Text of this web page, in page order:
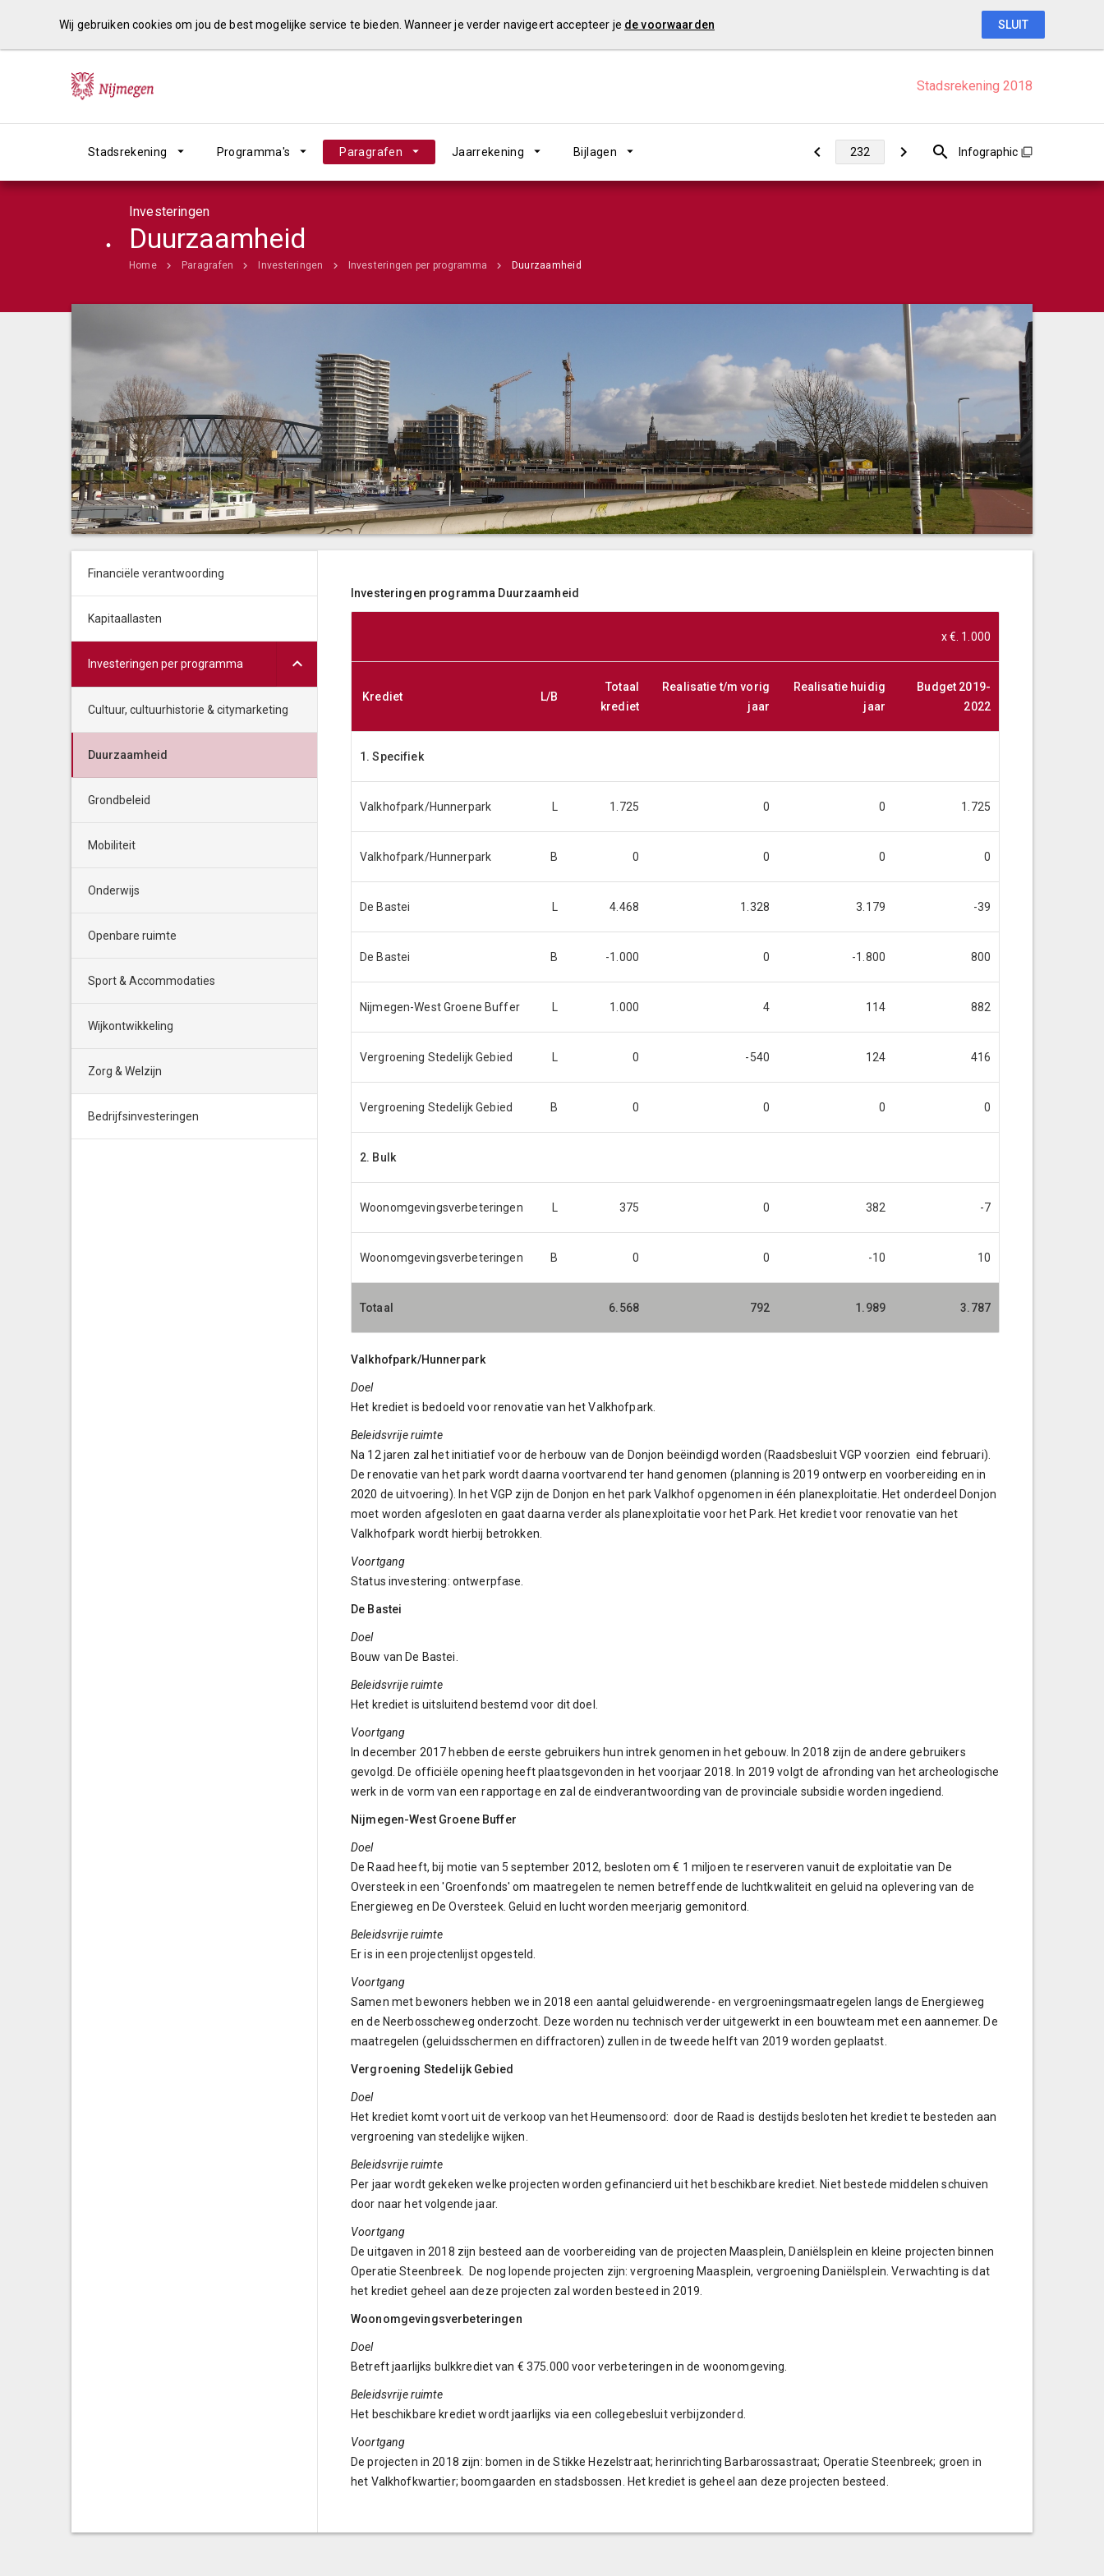
Stadsrekening 2018
Stadsrekening Programma's Paragrafen Jaarrekening Bijlagen Infographic
Investeringen
Duurzaamheid
Home Paragrafen Investeringen Investeringen per programma Duurzaamheid
Investeringen programma Duurzaamheid
x €. 1.000
Krediet L/B
Totaal
krediet
Realisatie t/m vorig
jaar
Realisatie huidig
jaar
Budget 2019-
2022
1. Specifiek
Valkhofpark/Hunnerpark 1.725 0 0 1.725
Valkhofpark/Hunnerpark B 0 0 0 0
De Bastei 4.468 1.328 3.179 -39
De Bastei B -1.000 0 -1.800 800
Nijmegen-West Groene Buffer 1.000 4 114 882
Vergroening Stedelijk Gebied 0 -540 124 416
Vergroening Stedelijk Gebied B 0 0 0 0
2. Bulk
Woonomgevingsverbeteringen 375 0 382 -7
Woonomgevingsverbeteringen B 0 0 -10 10
Totaal 6.568 792 1.989 3.787
Valkhofpark/Hunnerpark
Doel
Het krediet is bedoeld voor renovatie van het Valkhofpark.
Beleidsvrije ruimte
Na 12 jaren zal het initiatief voor de herbouw van de Donjon beëindigd worden (Raadsbesluit VGP voorzien eind februari).
De renovatie van het park wordt daarna voortvarend ter hand genomen (planning is 2019 ontwerp en voorbereiding en in
2020 de uitvoering). In het VGP zijn de Donjon en het park Valkhof opgenomen in één planexploitatie. Het onderdeel Donjon
moet worden afgesloten en gaat daarna verder als planexploitatie voor het Park. Het krediet voor renovatie van het
Valkhofpark wordt hierbij betrokken.
Voortgang
Status investering: ontwerpfase.
De Bastei
Doel
Bouw van De Bastei.
Beleidsvrije ruimte
Het krediet is uitsluitend bestemd voor dit doel.
Voortgang
In december 2017 hebben de eerste gebruikers hun intrek genomen in het gebouw. In 2018 zijn de andere gebruikers
gevolgd. De officiële opening heeft plaatsgevonden in het voorjaar 2018. In 2019 volgt de afronding van het archeologische
werk in de vorm van een rapportage en zal de eindverantwoording van de provinciale subsidie worden ingediend.
Nijmegen-West Groene Buffer
Doel
De Raad heeft, bij motie van 5 september 2012, besloten om € 1 miljoen te reserveren vanuit de exploitatie van De
Oversteek in een 'Groenfonds' om maatregelen te nemen betreffende de luchtkwaliteit en geluid na oplevering van de
Energieweg en De Oversteek. Geluid en lucht worden meerjarig gemonitord.
Beleidsvrije ruimte
Er is in een projectenlijst opgesteld.
Voortgang
Samen met bewoners hebben we in 2018 een aantal geluidwerende- en vergroeningsmaatregelen langs de Energieweg
en de Neerbosscheweg onderzocht. Deze worden nu technisch verder uitgewerkt in een bouwteam met een aannemer. De
maatregelen (geluidsschermen en diffractoren) zullen in de tweede helft van 2019 worden geplaatst.
Vergroening Stedelijk Gebied
Doel
Het krediet komt voort uit de verkoop van het Heumensoord: door de Raad is destijds besloten het krediet te besteden aan
vergroening van stedelijke wijken.
Beleidsvrije ruimte
Per jaar wordt gekeken welke projecten worden gefinancierd uit het beschikbare krediet. Niet bestede middelen schuiven
door naar het volgende jaar.
Voortgang
De uitgaven in 2018 zijn besteed aan de voorbereiding van de projecten Maasplein, Daniëlsplein en kleine projecten binnen
Operatie Steenbreek. De nog lopende projecten zijn: vergroening Maasplein, vergroening Daniëlsplein. Verwachting is dat
het krediet geheel aan deze projecten zal worden besteed in 2019.
Woonomgevingsverbeteringen
Doel
Betreft jaarlijks bulkkrediet van € 375.000 voor verbeteringen in de woonomgeving.
Beleidsvrije ruimte
Het beschikbare krediet wordt jaarlijks via een collegebesluit verbijzonderd.
Voortgang
De projecten in 2018 zijn: bomen in de Stikke Hezelstraat; herinrichting Barbarossastraat; Operatie Steenbreek; groen in
het Valkhofkwartier; boomgaarden en stadsbossen. Het krediet is geheel aan deze projecten besteed.
Financiële verantwoording
Kapitaallasten
Investeringen per programma
Cultuur, cultuurhistorie & citymarketing
Duurzaamheid
Grondbeleid
Mobiliteit
Onderwijs
Openbare ruimte
Sport & Accommodaties
Wijkontwikkeling
Zorg & Welzijn
Bedrijfsinvesteringen
Wij gebruiken cookies om jou de best mogelijke service te bieden. Wanneer je verder navigeert accepteer je de voorwaarden SLUIT